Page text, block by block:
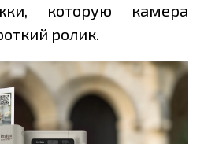
которую камера
ролик.